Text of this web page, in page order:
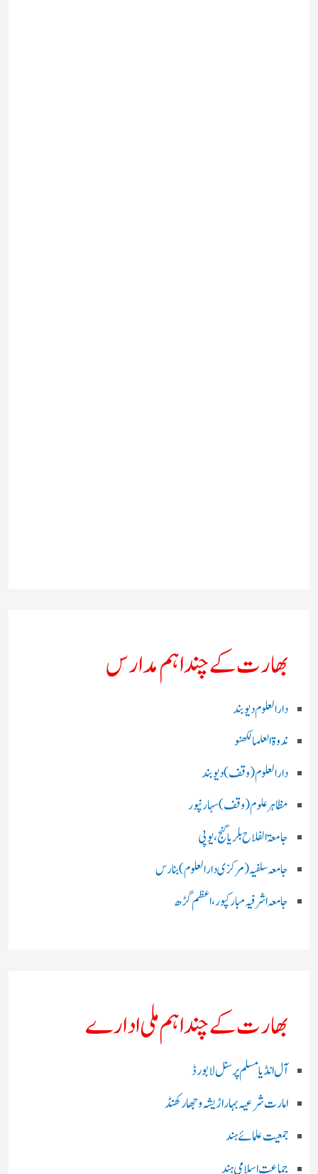
بھارت کے چند اہم مدارس
دارالعلوم دیوبند
ندوۃالعلما لکھنو
دارالعلوم (وقف)دیوبند
مظاہرعلوم (وقف)سہارنپور
جامعۃ الفلاح بلریاگنج،یوپی
جامعہ سلفیہ(مرکزی دارالعلوم )بنارس
جامعہ اشرفیہ مبارکپور،اعظم گڑھ
بھارت کے چند اہم ملی ادارے
آل انڈیا مسلم پرسنل لا بورڈ
امارت شرعیہ بہار اڑیشہ و جھارکھنڈ
جمعیت علمائے ہند
جماعت اسلامی ہند